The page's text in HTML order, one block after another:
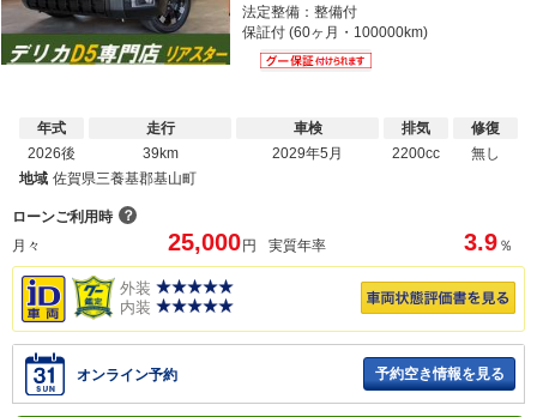
法定整備：整備付
保証付 (60ヶ月・100000km)
年式
2026後
走行
39km
車検
2029年5月
排気
2200cc
修復
無し
地域 佐賀県三養基郡基山町
ローンご利用時 ？
月々
25,000 円 実質年率 3.9 ％
外装
内装
オンライン予約 予約空き情報を見る